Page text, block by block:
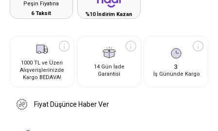
Peşin Fiyatına
6 Taksit
%10 İndirim Kazan
1000 TL ve Üzeri
Alışverişlerinizde
Kargo BEDAVA!
14 Gün İade
Garantisi
3
İş Gününde Kargo
Fiyat Düşünce Haber Ver